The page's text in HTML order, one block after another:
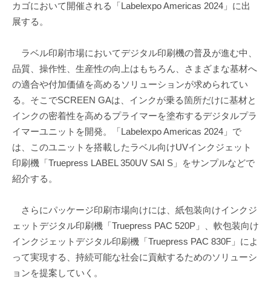
カゴにおいて開催される「Labelexpo Americas 2024」に出
展する。
ラベル印刷市場においてデジタル印刷機の普及が進む中、
品質、操作性、生産性の向上はもちろん、さまざまな基材へ
の適合や付加価値を高めるソリューションが求められてい
る。そこでSCREEN GAは、インクが乗る箇所だけに基材と
インクの密着性を高めるプライマーを塗布するデジタルプラ
イマーユニットを開発。「Labelexpo Americas 2024」で
は、このユニットを搭載したラベル向けUVインクジェット
印刷機「Truepress LABEL 350UV SAI S」をサンプルなどで
紹介する。
さらにパッケージ印刷市場向けには、紙包装向けインクジ
ェットデジタル印刷機「Truepress PAC 520P」、軟包装向け
インクジェットデジタル印刷機「Truepress PAC 830F」によ
って実現する、持続可能な社会に貢献するためのソリューシ
ョンを提案していく。